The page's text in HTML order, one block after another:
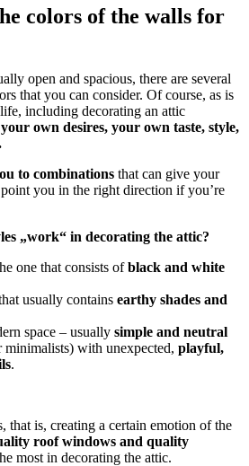
colors of the walls for
open and spacious, there are several
that you can consider. Of course, as is
including decorating an attic
your own desires, your own taste, style,
to combinations that can give your
you in the right direction if you’re
„work“ in decorating the attic?
one that consists ofblack and white
usually contains earthy shades and
space – usually simple and neutral
minimalists) with unexpected, playful,
.
that is, creating a certain emotion of the
roof windows and quality
most in decorating the attic.